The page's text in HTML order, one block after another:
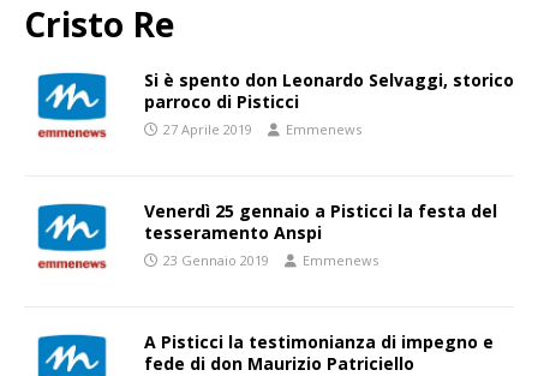
Cristo Re
Si è spento don Leonardo Selvaggi, storico
parroco di Pisticci
27 Aprile 2019 Emmenews
Venerdì 25 gennaio a Pisticci la festa del
tesseramento Anspi
23 Gennaio 2019 Emmenews
A Pisticci la testimonianza di impegno e
fede di don Maurizio Patriciello